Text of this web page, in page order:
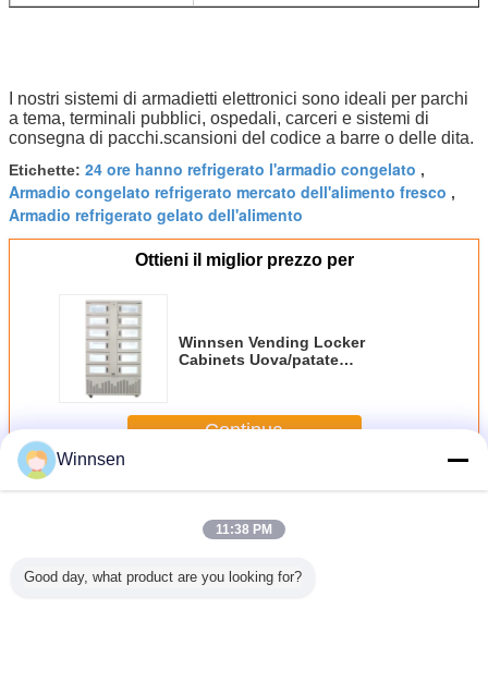
I nostri sistemi di armadietti elettronici sono ideali per parchi
a tema, terminali pubblici, ospedali, carceri e sistemi di
consegna di pacchi.scansioni del codice a barre o delle dita.
Etichette: 24 ore hanno refrigerato l'armadio congelato ,
Armadio congelato refrigerato mercato dell'alimento fresco ,
Armadio refrigerato gelato dell'alimento
Ottieni il miglior prezzo per
Winnsen Vending Locker
Cabinets Uova/patate
Continua
PiùScatola del frigorifero
Winnsen
11:38 PM
Good day, what product are you looking for?